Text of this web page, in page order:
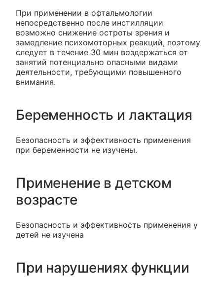
При применении в офтальмологии
непосредственно после инстилляции
возможно снижение остроты зрения и
замедление психомоторных реакций, поэтому
следует в течение 30 мин воздержаться от
занятий потенциально опасными видами
деятельности, требующими повышенного
внимания.
Беременность и лактация
Безопасность и эффективность применения
при беременности не изучены.
Применение в детском
возрасте
Безопасность и эффективность применения у
детей не изучена
При нарушениях функции